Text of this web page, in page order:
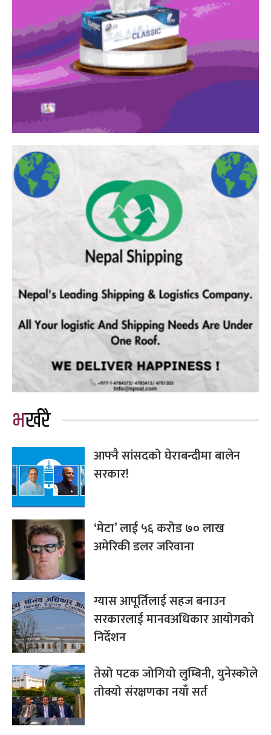
भर्खरै
आफ्नै सांसदको घेराबन्दीमा बालेन
सरकार!
‘मेटा’ लाई ५६ करोड ७० लाख
अमेरिकी डलर जरिवाना
ग्यास आपूर्तिलाई सहज बनाउन
सरकारलाई मानवअधिकार आयोगको
निर्देशन
तेस्रो पटक जोगियो लुम्बिनी, युनेस्कोले
तोक्यो संरक्षणका नयाँ सर्त